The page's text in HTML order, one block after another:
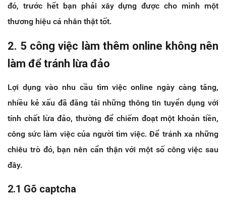
đó, trước hết bạn phải xây dựng được cho mình một
thương hiệu cá nhân thật tốt.
2. 5 công việc làm thêm online không nên
làm để tránh lừa đảo
Lợi dụng vào nhu cầu tìm việc online ngày càng tăng,
nhiều kẻ xấu đã đăng tải những thông tin tuyển dụng với
tính chất lừa đảo, thường để chiếm đoạt một khoản tiền,
công sức làm việc của người tìm việc. Để tránh xa những
chiêu trò đó, bạn nên cẩn thận với một số công việc sau
đây.
2.1 Gõ captcha